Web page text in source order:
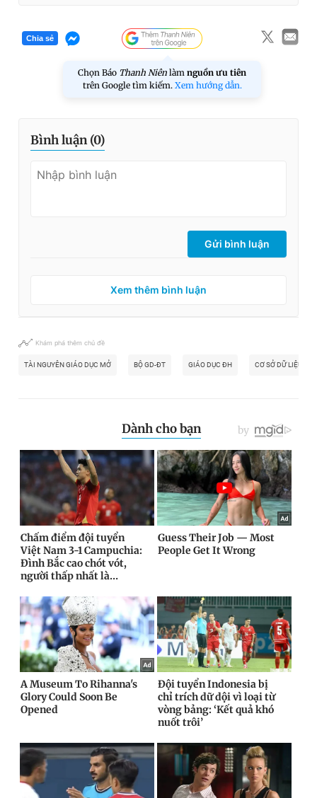
Chia sẻ
Chọn Báo Thanh Niên làm nguồn ưu tiên
trên Google tìm kiếm. Xem hướng dẫn.
Bình luận (0)
Gửi bình luận
Xem thêm bình luận
Khám phá thêm chủ đề
TÀI NGUYÊN GIÁO DỤC MỞ BỘ GD-ĐT GIÁO DỤC ĐH CƠ SỞ DỮ LIỆU